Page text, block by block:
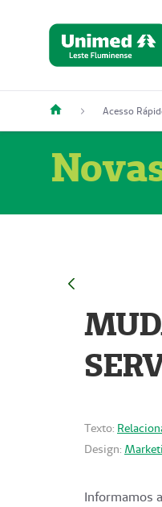
Acesso
Texto:
Design:
Informamos